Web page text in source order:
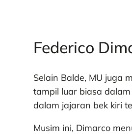
Federico
Selain Balde, MU juga
tampil luar biasa
dalam jajaran bek kiri
Musim ini, Dimarco